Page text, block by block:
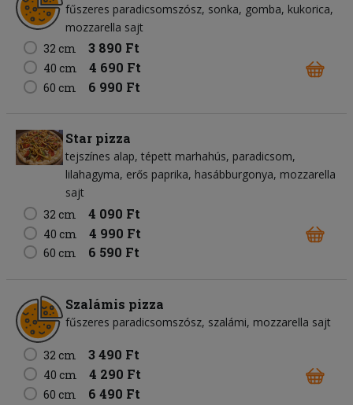
fűszeres paradicsomszósz sonka gomba kukorica
mozzarella sajt
32 cm
3 890 Ft
40 cm 4 690 Ft
60 cm 6 990 Ft
Star pizza
tejszínes alap tépett marhahús paradicsom
lilahagyma erős paprika hasábburgonya mozzarella
sajt
32 cm
4 090 Ft
40 cm 4 990 Ft
60 cm 6 590 Ft
Szalámis pizza
fűszeres paradicsomszósz szalámi mozzarella sajt
32 cm 3 490 Ft
40 cm 4 290 Ft
60 cm 6 490 Ft